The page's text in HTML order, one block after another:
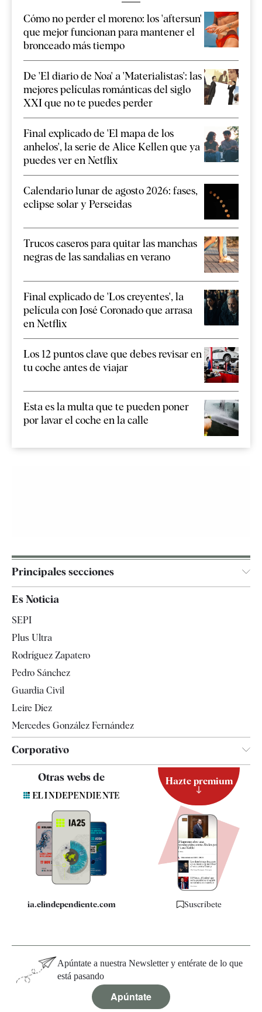
Cómo no perder el moreno: los 'aftersun'
que mejor funcionan para mantener el
bronceado más tiempo
De 'El diario de Noa' a 'Materialistas': las
mejores películas románticas del siglo
XXI que no te puedes perder
Final explicado de 'El mapa de los
anhelos', la serie de Alice Kellen que ya
puedes ver en Netflix
Calendario lunar de agosto 2026: fases,
eclipse solar y Perseidas
Trucos caseros para quitar las manchas
negras de las sandalias en verano
Final explicado de 'Los creyentes', la
película con José Coronado que arrasa
en Netflix
Los 12 puntos clave que debes revisar en
tu coche antes de viajar
Esta es la multa que te pueden poner
por lavar el coche en la calle
Principales secciones
España
Televisión
Es Noticia
SEPI
Plus Ultra
Rodríguez Zapatero
Pedro Sánchez
Guardia Civil
Leire Díez
Mercedes González Fernández
Corporativo
Contacto
Quiénes somos
Especificaciones
Otras webs de
ia.elindependiente.com
Hazte premium
Suscríbete
Apúntate a nuestra Newsletter y entérate de lo que
está pasando
Apúntate